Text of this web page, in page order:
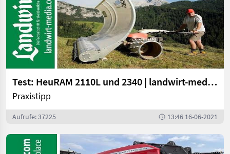
Test: HeuRAM 2110L und 2340 | landwirt-media.com
Praxistipp
Aufrufe: 37225 13:46 16-06-2021